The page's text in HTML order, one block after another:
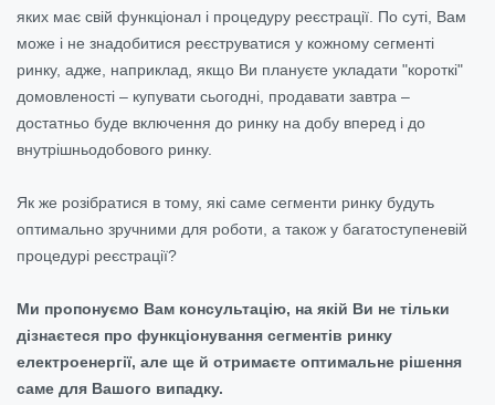
яких має свій функціонал і процедуру реєстрації. По суті, Вам
може і не знадобитися реєструватися у кожному сегменті
ринку, адже, наприклад, якщо Ви плануєте укладати "короткі"
домовленості – купувати сьогодні, продавати завтра –
достатньо буде включення до ринку на добу вперед і до
внутрішньодобового ринку.
Як же розібратися в тому, які саме сегменти ринку будуть
оптимально зручними для роботи, а також у багатоступеневій
процедурі реєстрації?
Ми пропонуємо Вам консультацію, на якій Ви не тільки
дізнаєтеся про функціонування сегментів ринку
електроенергії, але ще й отримаєте оптимальне рішення
саме для Вашого випадку.